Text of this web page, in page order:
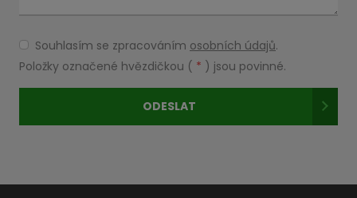
Souhlasím
se
zpracováním
osobních
Souhlasím se zpracováním osobních údajů.
Položky označené hvězdičkou ( * ) jsou povinné.
ODESLAT
nepodařilo